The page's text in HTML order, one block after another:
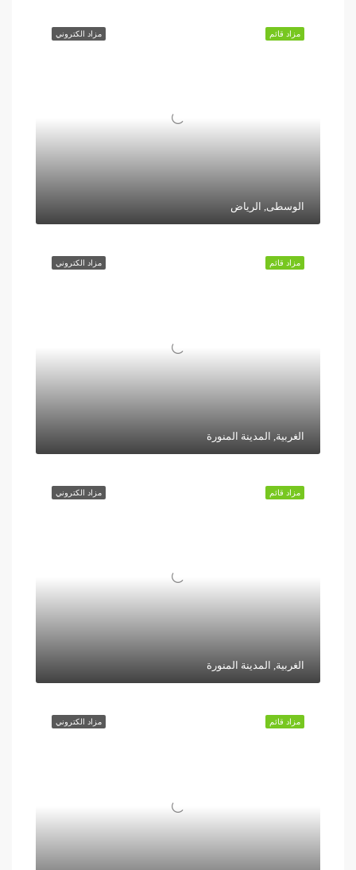
مزاد الكتروني مزاد قائم
الوسطى, الرياض
مزاد الكتروني مزاد قائم
الغربية, المدينة المنورة
مزاد الكتروني مزاد قائم
الغربية, المدينة المنورة
مزاد الكتروني مزاد قائم